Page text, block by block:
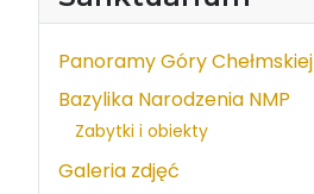
Panoramy Góry Chełmskiej
Bazylika Narodzenia NMP
Zabytki i obiekty
Galeria zdjęć